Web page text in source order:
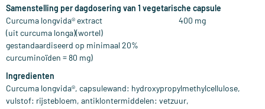
Samenstelling per dagdosering van 1 vegetarische capsule
Curcuma longvida® extract 400 mg
(uit curcuma longa)(wortel)
gestandaardiseerd op minimaal 20%
curcuminoïden = 80 mg)
Ingredienten
Curcuma longvida®, capsulewand: hydroxypropylmethylcellulose,
vulstof: rijstebloem, antiklontermiddelen: vetzuur,